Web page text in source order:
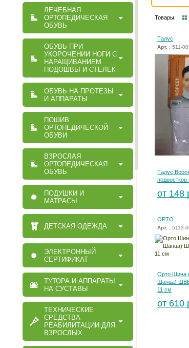
ЛЕЧЕБНАЯ
ОРТОПЕДИЧЕСКАЯ
ОБУВЬ
ОБУВЬ ПРИ
УКОРОЧЕНИИ НОГИ С
НАРАЩИВАНИЕМ
ПОДОШВЫ И СТЕЛЕК
ОБУВЬ НА ПРОТЕЗЫ
И АППАРАТЫ
ПОШИВ
ОРТОПЕДИЧЕСКОЙ
ОБУВИ
ВЗРОСЛАЯ
ОРТОПЕДИЧЕСКАЯ
ОБУВЬ
ПОДУШКИ И
МАТРАСЫ
ДЕТСКАЯ ОДЕЖДА
ЭЛЕКТРОННЫЙ
СЕРТИФИКАТ
ТУТОРА И АППАРАТЫ
НА СУСТАВЫ
ТЕХНИЧЕСКИЕ
СРЕДСТВА
РЕАБИЛИТАЦИИ ДЛЯ
ВЗРОСЛЫХ
Товары:
Талус
Арт. : 511-
Талус
от 148
ОРТО
Арт. : 5113-
Орто Шина
Шанца)
11 см
от 610